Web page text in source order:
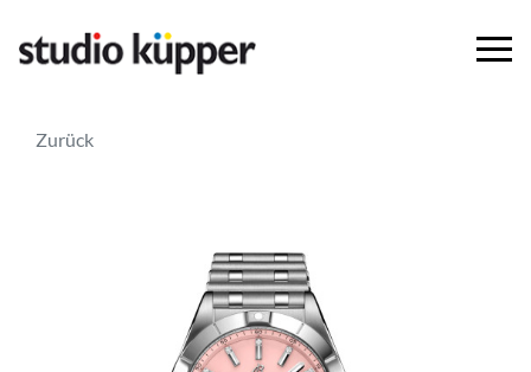
Zurück